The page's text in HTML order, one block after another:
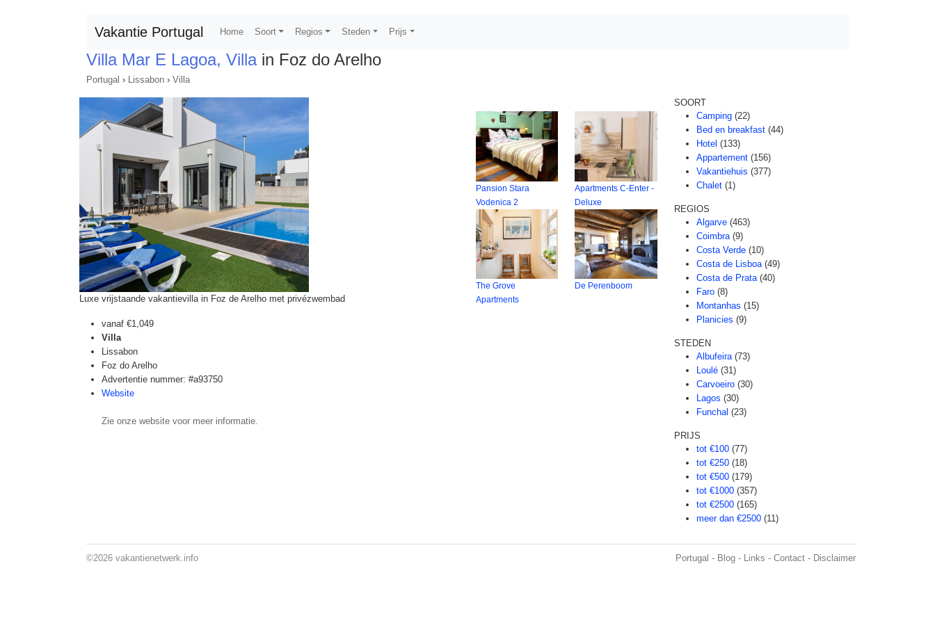
Vakantie Portugal Home Soort Regios Steden Prijs
Villa Mar E Lagoa, Villain Foz do Arelho
Portugal › Lissabon › Villa
Luxe vrijstaande vakantievilla in Foz de Arelho met privézwembad
vanaf €1,049
Villa
Lissabon
Foz do Arelho
Advertentie nummer: #a93750
Website
Zie onze website voor meer informatie.
Pansion Stara
Vodenica 2
Apartments C-Enter -
Deluxe
The Grove
Apartments
De Perenboom
SOORT
Camping (22)
Bed en breakfast (44)
Hotel (133)
Appartement (156)
Vakantiehuis (377)
Chalet (1)
REGIOS
Algarve (463)
Coimbra (9)
Costa Verde (10)
Costa de Lisboa (49)
Costa de Prata (40)
Faro (8)
Montanhas (15)
Planicies (9)
STEDEN
Albufeira (73)
Loulé (31)
Carvoeiro (30)
Lagos (30)
Funchal (23)
PRIJS
tot €100 (77)
tot €250 (18)
tot €500 (179)
tot €1000 (357)
tot €2500 (165)
meer dan €2500 (11)
©2026 vakantienetwerk.info Portugal - Blog - Links - Contact - Disclaimer